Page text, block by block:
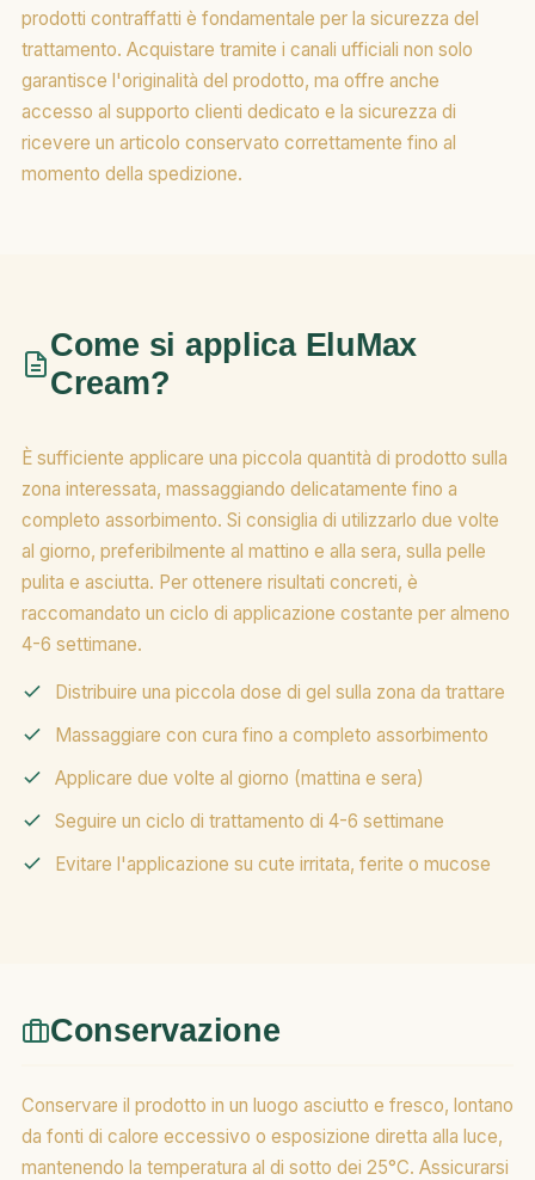
prodotti contraffatti è fondamentale per la sicurezza del
trattamento. Acquistare tramite i canali ufficiali non solo
garantisce l'originalità del prodotto, ma offre anche
accesso al supporto clienti dedicato e la sicurezza di
ricevere un articolo conservato correttamente fino al
momento della spedizione.
Come si applica EluMax
Cream?
È sufficiente applicare una piccola quantità di prodotto sulla
zona interessata, massaggiando delicatamente fino a
completo assorbimento. Si consiglia di utilizzarlo due volte
al giorno, preferibilmente al mattino e alla sera, sulla pelle
pulita e asciutta. Per ottenere risultati concreti, è
raccomandato un ciclo di applicazione costante per almeno
4-6 settimane.
Distribuire una piccola dose di gel sulla zona da trattare
Massaggiare con cura fino a completo assorbimento
Applicare due volte al giorno (mattina e sera)
Seguire un ciclo di trattamento di 4-6 settimane
Evitare l'applicazione su cute irritata, ferite o mucose
Conservazione
Conservare il prodotto in un luogo asciutto e fresco, lontano
da fonti di calore eccessivo o esposizione diretta alla luce,
mantenendo la temperatura al di sotto dei 25°C. Assicurarsi